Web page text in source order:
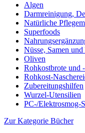
Algen
Darmreinigung,
Natürliche
Superfoods
Nüsse, Samen
Oliven
Rohkostbrote und
Rohkost-
Zubereitungshilfen
Wurzel-Utensilien
PC-/Elektrosmog-
Zur Kategorie Bücher